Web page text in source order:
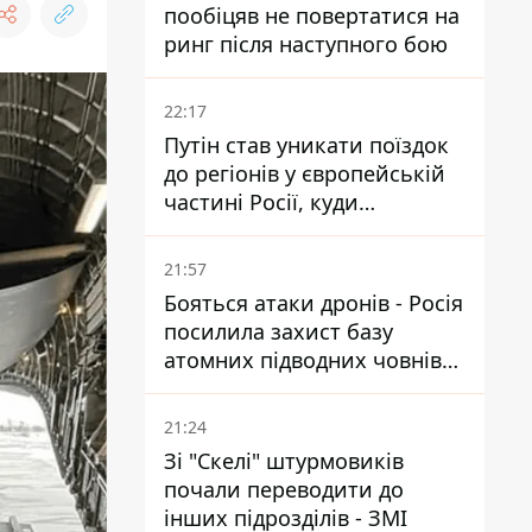
пообіцяв не повертатися на
ринг після наступного бою
22:17
Путін став уникати поїздок
до регіонів у європейській
частині Росії, куди
регулярно долітають дрони
21:57
Бояться атаки дронів - Росія
посилила захист базу
атомних підводних човнів
за 7400 км від України
21:24
Зі "Скелі" штурмовиків
почали переводити до
інших підрозділів - ЗМІ